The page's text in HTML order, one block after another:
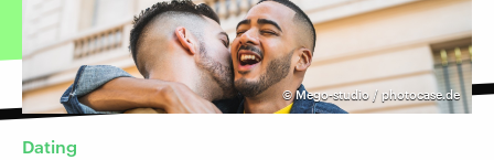
©Mego-studio / photocase.de
Dating